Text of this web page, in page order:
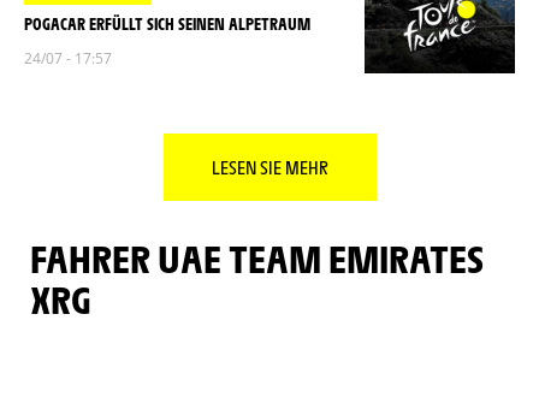
POGACAR ERFÜLLT SICH SEINEN ALPETRAUM
24/07 - 17:57
LESEN SIE MEHR
FAHRER UAE TEAM EMIRATES
XRG